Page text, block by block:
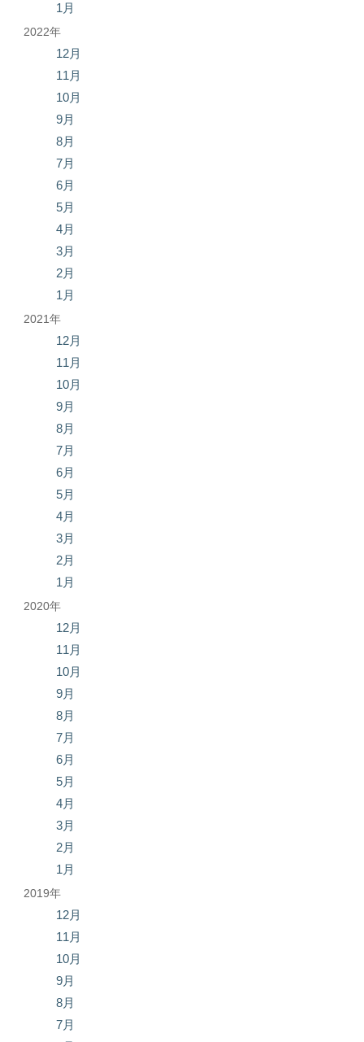
1月
2022年
12月
11月
10月
9月
8月
7月
6月
5月
4月
3月
2月
1月
2021年
12月
11月
10月
9月
8月
7月
6月
5月
4月
3月
2月
1月
2020年
12月
11月
10月
9月
8月
7月
6月
5月
4月
3月
2月
1月
2019年
12月
11月
10月
9月
8月
7月